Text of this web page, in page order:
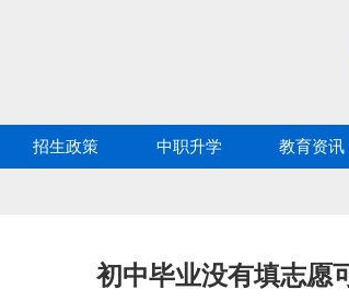
招生政策 中职升学 教育资讯
初中毕业没有填志愿